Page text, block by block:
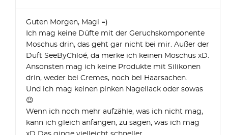
Guten Morgen, Magi =)
Ich mag keine Düfte mit der Geruchskomponente
Moschus drin, das geht gar nicht bei mir. Außer der
Duft SeeByChloé, da merke ich keinen Moschus xD.
Ansonsten mag ich keine Produkte mit Silikonen
drin, weder bei Cremes, noch bei Haarsachen.
Und ich mag keinen pinken Nagellack oder sowas
😉
Wenn ich noch mehr aufzähle, was ich nicht mag,
kann ich gleich anfangen, zu sagen, was ich mag